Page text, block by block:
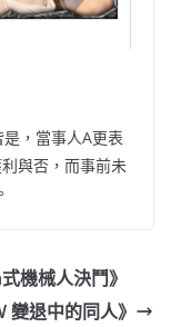
，當事人A更表
與否，而事前未
機械人決鬥》
變退中的同人》